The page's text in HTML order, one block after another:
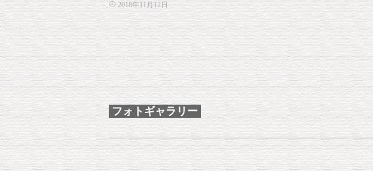
2018年11月12日
フォトギャラリー